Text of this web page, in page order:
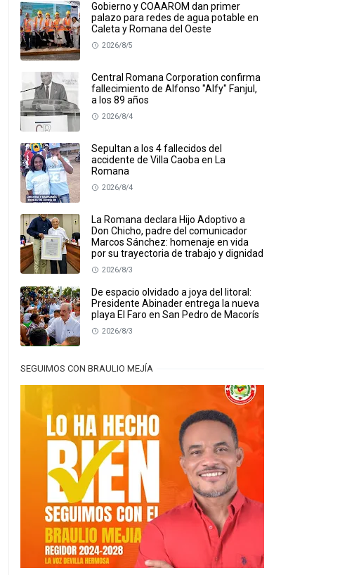
Gobierno y COAAROM dan primer
palazo para redes de agua potable en
Caleta y Romana del Oeste
2026/8/5
Central Romana Corporation confirma
fallecimiento de Alfonso "Alfy" Fanjul,
a los 89 años
2026/8/4
Sepultan a los 4 fallecidos del
accidente de Villa Caoba en La
Romana
2026/8/4
La Romana declara Hijo Adoptivo a
Don Chicho, padre del comunicador
Marcos Sánchez: homenaje en vida
por su trayectoria de trabajo y dignidad
2026/8/3
De espacio olvidado a joya del litoral:
Presidente Abinader entrega la nueva
playa El Faro en San Pedro de Macorís
2026/8/3
SEGUIMOS CON BRAULIO MEJÍA